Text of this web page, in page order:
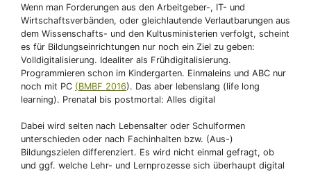
Wenn man Forderungen aus den Arbeitgeber-, IT- und
Wirtschaftsverbänden, oder gleichlautende Verlautbarungen aus
dem Wissenschafts- und den Kultusministerien verfolgt, scheint
es für Bildungseinrichtungen nur noch ein Ziel zu geben:
Volldigitalisierung. Idealiter als Frühdigitalisierung.
Programmieren schon im Kindergarten. Einmaleins und ABC nur
noch mit PC (BMBF 2016). Das aber lebenslang (life long
learning). Prenatal bis postmortal: Alles digital
Dabei wird selten nach Lebensalter oder Schulformen
unterschieden oder nach Fachinhalten bzw. (Aus-)
Bildungszielen differenziert. Es wird nicht einmal gefragt, ob
und ggf. welche Lehr- und Lernprozesse sich überhaupt digital